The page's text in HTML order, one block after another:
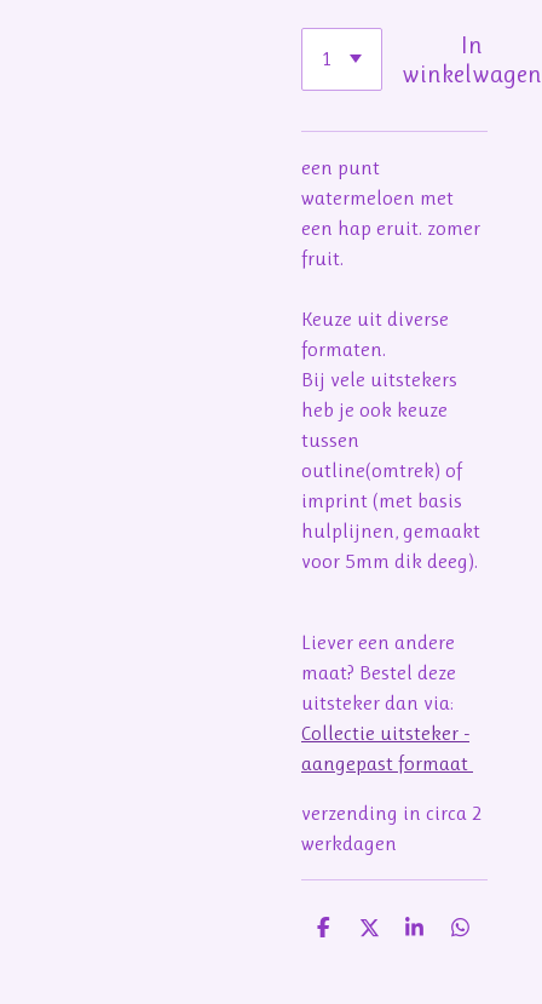
In
winkelwagen
een punt
watermeloen met
een hap eruit. zomer
fruit.
Keuze uit diverse
formaten.
Bij vele uitstekers
heb je ook keuze
tussen
outline(omtrek) of
imprint (met basis
hulplijnen, gemaakt
voor 5mm dik deeg).
Liever een andere
maat? Bestel deze
uitsteker dan via:
Collectie uitsteker -
aangepast formaat
verzending in circa 2
werkdagen
D
D
S
D